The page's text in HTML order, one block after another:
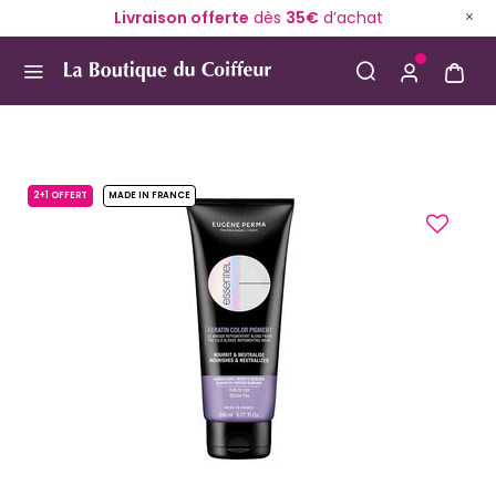
Livraison offerte dès 35€d’achat
2+1 OFFERT MADE IN FRANCE